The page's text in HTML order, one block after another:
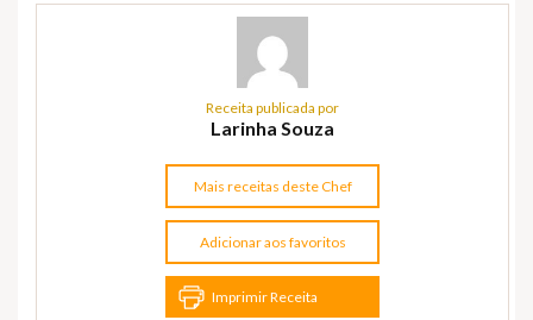
Receita publicada por
Larinha Souza
Mais receitas deste Chef
Adicionar aos favoritos
Imprimir Receita